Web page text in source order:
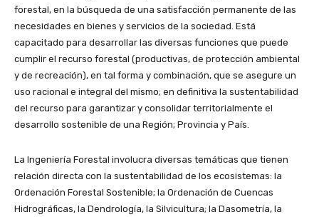
forestal, en la búsqueda de una satisfacción permanente de las
necesidades en bienes y servicios de la sociedad. Está
capacitado para desarrollar las diversas funciones que puede
cumplir el recurso forestal (productivas, de protección ambiental
y de recreación), en tal forma y combinación, que se asegure un
uso racional e integral del mismo; en definitiva la sustentabilidad
del recurso para garantizar y consolidar territorialmente el
desarrollo sostenible de una Región; Provincia y País.
La Ingeniería Forestal involucra diversas temáticas que tienen
relación directa con la sustentabilidad de los ecosistemas: la
Ordenación Forestal Sostenible; la Ordenación de Cuencas
Hidrográficas, la Dendrología, la Silvicultura; la Dasometría, la